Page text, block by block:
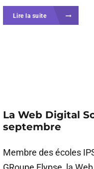
Lire la suite
La Web Digital
septembre
Membre des écoles